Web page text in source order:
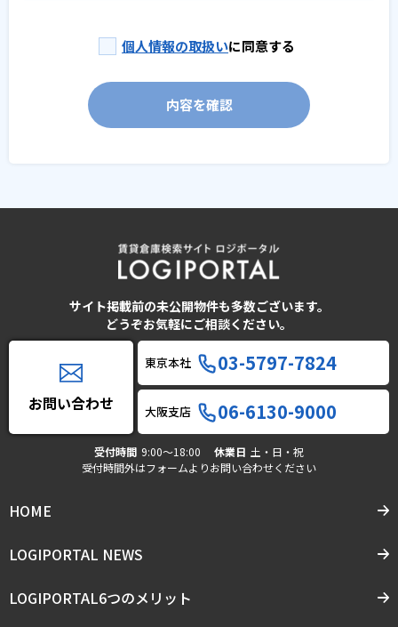
個人情報の取扱いに同意する
内容を確認
サイト掲載前の未公開物件も多数ございます。
どうぞお気軽にご相談ください。
お問い合わせ
東京本社 03-5797-7824
大阪支店 06-6130-9000
受付時間 9:00〜18:00 休業日 土・日・祝
受付時間外はフォームよりお問い合わせください
HOME
LOGIPORTAL NEWS
LOGIPORTAL6つのメリット